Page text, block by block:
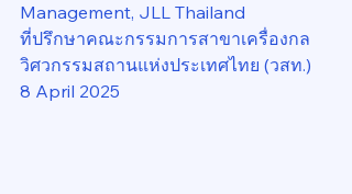
Management, JLL Thailand
ที่ปรึกษาคณะกรรมการสาขาเครื่องกล
วิศวกรรมสถานแห่งประเทศไทย (วสท.)
8 April 2025